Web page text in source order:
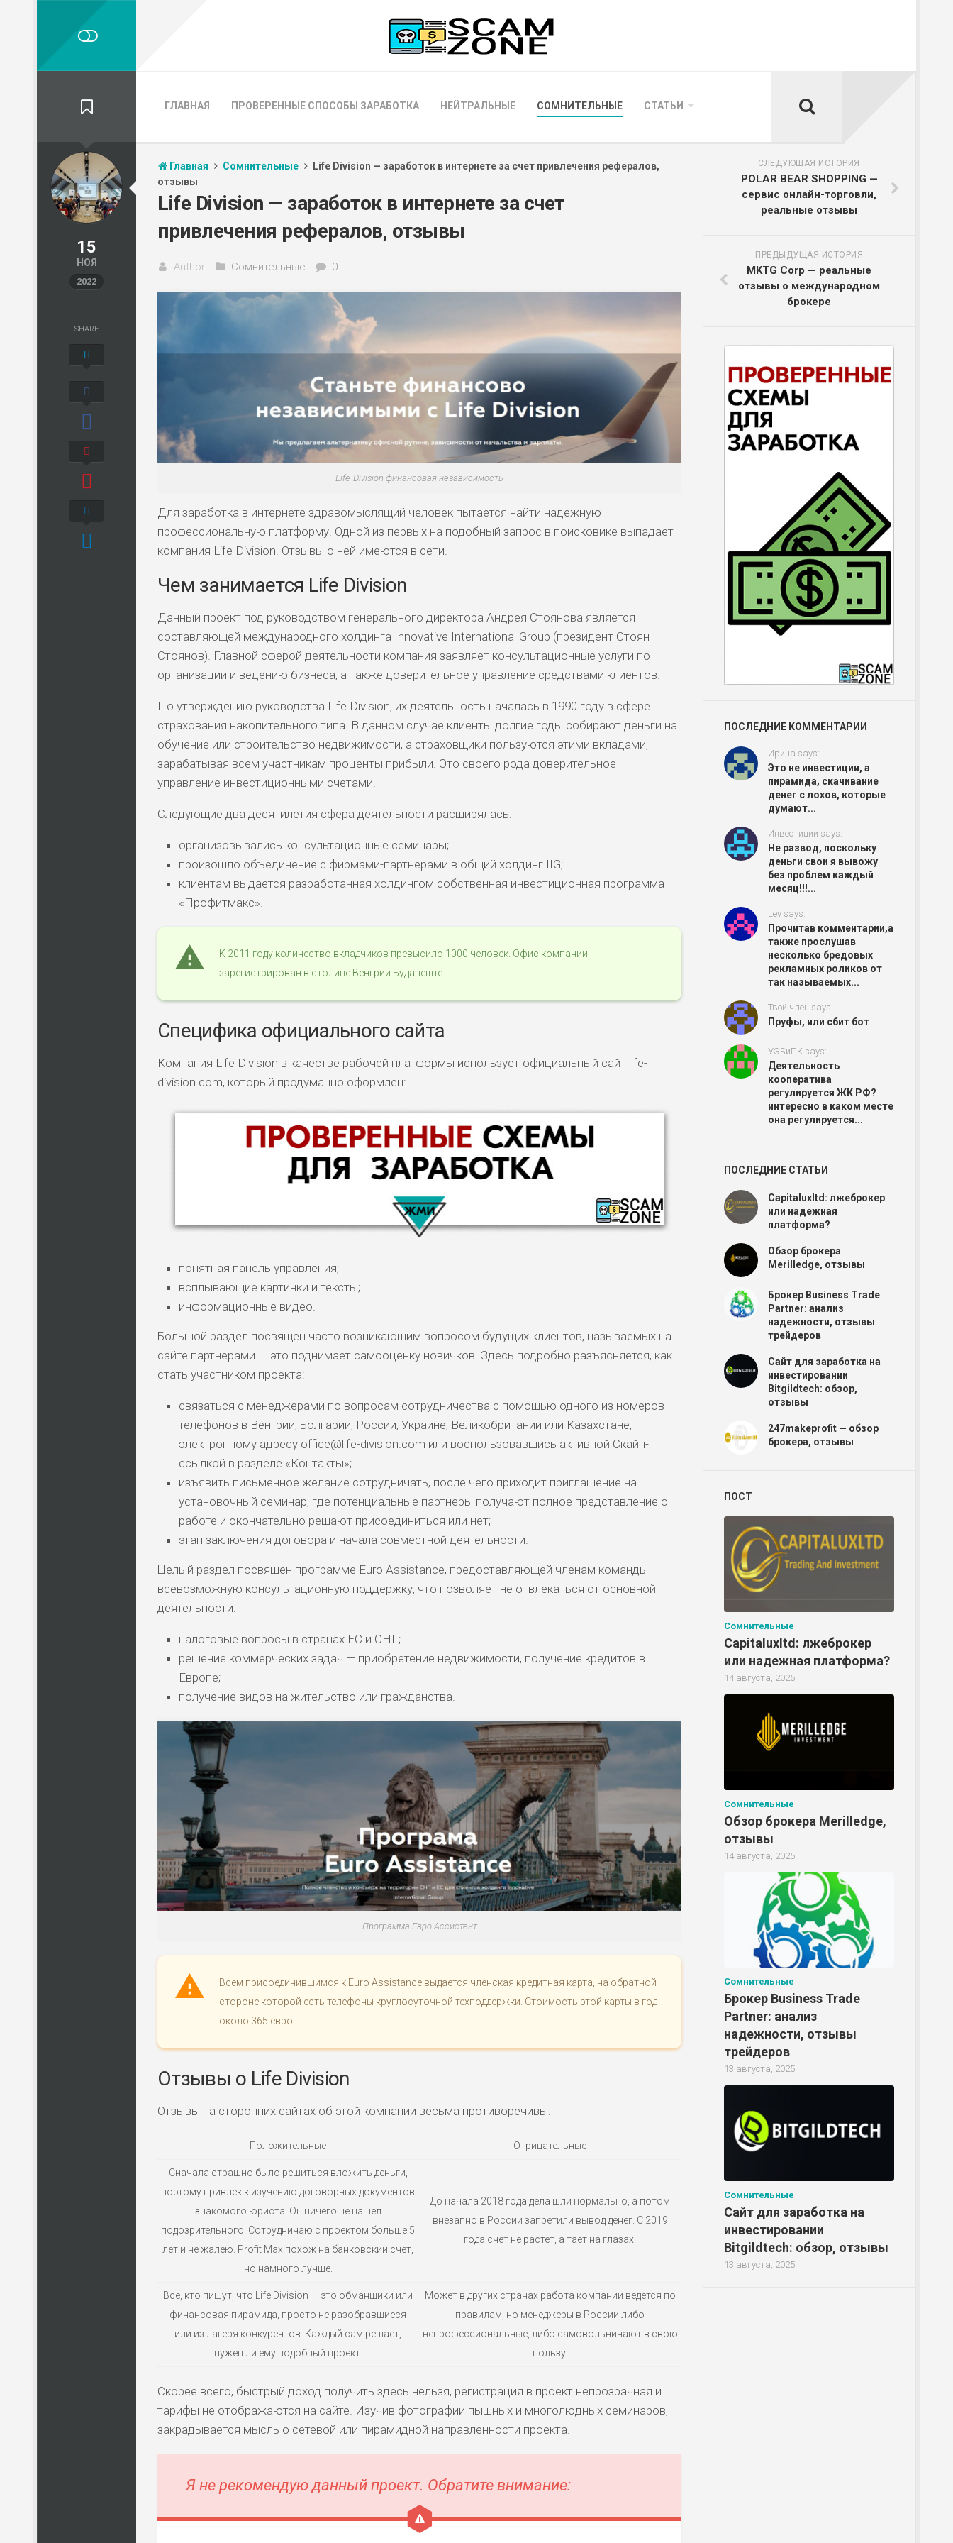
ГЛАВНАЯ ПРОВЕРЕННЫЕ СПОСОБЫ ЗАРАБОТКА НЕЙТРАЛЬНЫЕ СОМНИТЕЛЬНЫЕ СТАТЬИ
15
НОЯ
2022
Главная Сомнительные
Life Division — заработок в интернете за счет привлечения рефералов,
отзывы
Life Division — заработок в интернете за счет
привлечения рефералов, отзывы
Author Сомнительные 0
Life-Division финансовая независимость
Для заработка в интернете здравомыслящий человек пытается найти надежную
профессиональную платформу. Одной из первых на подобный запрос в поисковике выпадает
компания Life Division. Отзывы о ней имеются в сети.
Чем занимается Life Division
Данный проект под руководством генерального директора Андрея Стоянова является
составляющей международного холдинга Innovative International Group (президент Стоян
Стоянов). Главной сферой деятельности компания заявляет консультационные услуги по
организации и ведению бизнеса, а также доверительное управление средствами клиентов.
По утверждению руководства Life Division, их деятельность началась в 1990 году в сфере
страхования накопительного типа. В данном случае клиенты долгие годы собирают деньги на
обучение или строительство недвижимости, а страховщики пользуются этими вкладами,
зарабатывая всем участникам проценты прибыли. Это своего рода доверительное
управление инвестиционными счетами.
Следующие два десятилетия сфера деятельности расширялась:
организовывались консультационные семинары;
произошло объединение с фирмами-партнерами в общий холдинг IIG;
клиентам выдается разработанная холдингом собственная инвестиционная программа
«Профитмакс».
К 2011 году количество вкладчиков превысило 1000 человек. Офис компании
зарегистрирован в столице Венгрии Будапеште.
Специфика официального сайта
Компания Life Division в качестве рабочей платформы использует официальный сайт life-
division.com, который продуманно оформлен:
КОМЕНТАРИ
И
ПОДОЙДЕТ
НИЗКИЕ
ВЫСОК
ВЫСОК
0 ОБЗОР
ЛЮБИТЕЛЯМ
ПОДОЙДЕТ
НИЗКИЕ НИЗКИЙ
ПОДОЙДЕТ
ВСЕМ
СРЕДНИ
Й
понятная панель управления;
всплывающие картинки и тексты;
информационные видео.
Большой раздел посвящен часто возникающим вопросом будущих клиентов, называемых на
сайте партнерами — это поднимает самооценку новичков. Здесь подробно разъясняется, как
стать участником проекта:
связаться с менеджерами по вопросам сотрудничества с помощью одного из номеров
телефонов в Венгрии, Болгарии, России, Украине, Великобритании или Казахстане,
электронному адресу office@life-division.com или воспользовавшись активной Скайп-
ссылкой в разделе «Контакты»;
изъявить письменное желание сотрудничать, после чего приходит приглашение на
установочный семинар, где потенциальные партнеры получают полное представление о
работе и окончательно решают присоединиться или нет;
этап заключения договора и начала совместной деятельности.
Целый раздел посвящен программе Euro Assistance, предоставляющей членам команды
всевозможную консультационную поддержку, что позволяет не отвлекаться от основной
деятельности:
налоговые вопросы в странах ЕС и СНГ;
решение коммерческих задач — приобретение недвижимости, получение кредитов в
Европе;
получение видов на жительство или гражданства.
Программа Евро Ассистент
Всем присоединившимся к Euro Assistance выдается членская кредитная карта, на обратной
стороне которой есть телефоны круглосуточной техподдержки. Стоимость этой карты в год
около 365 евро.
Отзывы о Life Division
Отзывы на сторонних сайтах об этой компании весьма противоречивы:
Положительные Отрицательные
Сначала страшно было решиться вложить деньги,
поэтому привлек к изучению договорных документов
знакомого юриста. Он ничего не нашел
подозрительного. Сотрудничаю с проектом больше 5
лет и не жалею. Profit Max похож на банковский счет,
но намного лучше.
До начала 2018 года дела шли нормально, а потом
внезапно в России запретили вывод денег. С 2019
года счет не растет, а тает на глазах.
Все, кто пишут, что Life Division — это обманщики или
финансовая пирамида, просто не разобравшиеся
или из лагеря конкурентов. Каждый сам решает,
нужен ли ему подобный проект.
Может в других странах работа компании ведется по
правилам, но менеджеры в России либо
непрофессиональные, либо самовольничают в свою
пользу.
Скорее всего, быстрый доход получить здесь нельзя, регистрация в проект непрозрачная и
тарифы не отображаются на сайте. Изучив фотографии пышных и многолюдных семинаров,
закрадывается мысль о сетевой или пирамидной направленности проекта.
Я не рекомендую данный проект. Обратите внимание:
SHARE
СЛЕДУЮЩАЯ ИСТОРИЯ
POLAR BEAR SHOPPING —
сервис онлайн-торговли,
реальные отзывы
ПРЕДЫДУЩАЯ ИСТОРИЯ
MKTG Corp — реальные
отзывы о международном
брокере
ПОСЛЕДНИЕ КОММЕНТАРИИ
Ирина says:
Это не инвестиции, а
пирамида, скачивание
денег с лохов, которые
думают...
Инвестиции says:
Не развод, поскольку
деньги свои я вывожу
без проблем каждый
месяц!!!...
Lev says:
Прочитав комментарии,а
также прослушав
несколько бредовых
рекламных роликов от
так называемых...
Твой член says:
Пруфы, или сбит бот
УЭБиПК says:
Деятельность
кооператива
регулируется ЖК РФ?
интересно в каком месте
она регулируется...
ПОСЛЕДНИЕ СТАТЬИ
Capitaluxltd: лжеброкер
или надежная
платформа?
Обзор брокера
Merilledge, отзывы
Брокер Business Trade
Partner: анализ
надежности, отзывы
трейдеров
Сайт для заработка на
инвестировании
Bitgildtech: обзор,
отзывы
247makeprofit — обзор
брокера, отзывы
ПОСТ
Сомнительные
Capitaluxltd: лжеброкер
или надежная платформа?
14 августа, 2025
Сомнительные
Обзор брокера Merilledge,
отзывы
14 августа, 2025
Сомнительные
Брокер Business Trade
Partner: анализ
надежности, отзывы
трейдеров
13 августа, 2025
Сомнительные
Сайт для заработка на
инвестировании
Bitgildtech: обзор, отзывы
13 августа, 2025